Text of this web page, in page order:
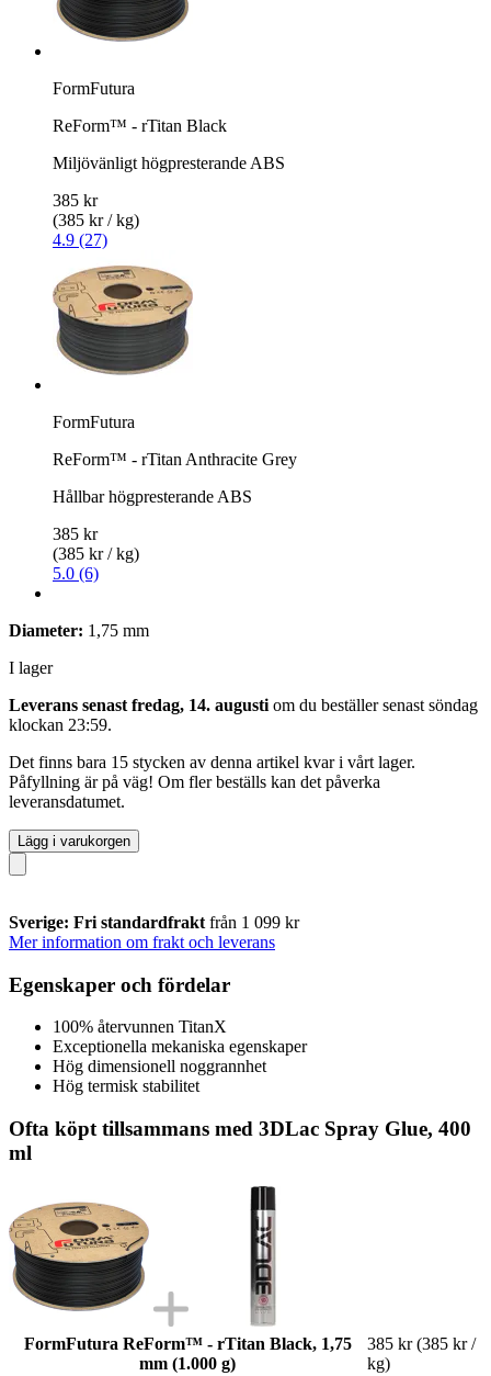
FormFutura
ReForm™ - rTitan Black
Miljövänligt högpresterande ABS
385 kr
(385 kr / kg)
4.9 (27)
FormFutura
ReForm™ - rTitan Anthracite Grey
Hållbar högpresterande ABS
385 kr
(385 kr / kg)
5.0 (6)
Diameter: 1,75 mm
I lager
Leverans senast fredag, 14. augusti om du beställer senast söndag
klockan 23:59.
Det finns bara 15 stycken av denna artikel kvar i vårt lager.
Påfyllning är på väg! Om fler beställs kan det påverka
leveransdatumet.
Lägg i varukorgen
Sverige: Fri standardfrakt från 1 099 kr
Mer information om frakt och leverans
Egenskaper och fördelar
100% återvunnen TitanX
Exceptionella mekaniska egenskaper
Hög dimensionell noggrannhet
Hög termisk stabilitet
Ofta köpt tillsammans med 3DLac Spray Glue, 400
ml
FormFutura ReForm™ - rTitan Black, 1,75
mm (1.000 g)
385 kr (385 kr /
kg)